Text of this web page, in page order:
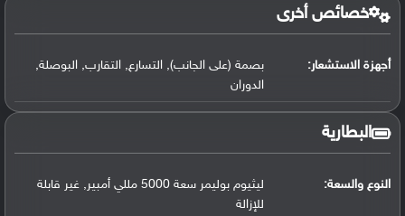
خصائص أخرى
أجهزة الاستشعار:
بصمة (على الجانب), التسارع, التقارب, البوصلة,
الدوران
البطارية
النوع والسعة:
ليثيوم بوليمر سعة 5000 مللي أمبير, غير قابلة
للإزالة